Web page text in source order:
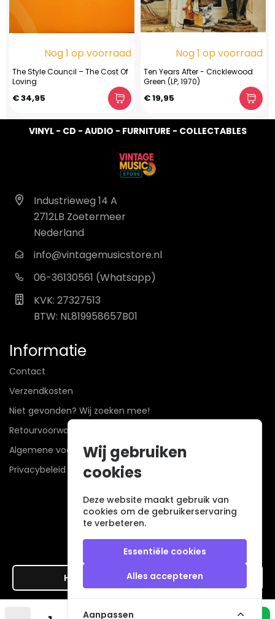
Nog 1 op voorraad
The Style Council – The Cost Of
Loving
€ 34,95
Nog 1 op voorraad
Ten Years After - Cricklewood
Green (LP, 1970)
€ 19,95
VINYL - CD - AUDIO - FURNITURE - COLLECTABLES
Industrieweg 14 A
2712LB Zoetermeer
Nederland
info@vintagemusicstore.nl
06-36130561 (Whatsapp)
KVK: 27327513
BTW: NL819958657B01
Informatie
Contact
Verzendkosten
Niet gevonden? Wij zoeken mee!
Retourvoorwaarden
Algemene voorwaarden
Privacybeleid
Hier de overeenkomst ontbinden
Wij gebruiken
cookies
Deze website maakt gebruik van
cookies om de gebruikerservaring
te verbeteren.
Essentiële cookies
Alles accepteren
Aanpassen